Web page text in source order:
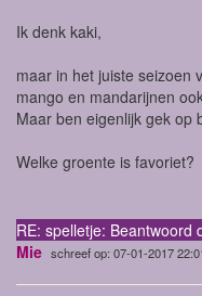
Ik denk kaki,
maar in het juiste seizoen
mango en mandarijnen
Maar ben eigenlijk gek op
Welke groente is favoriet?
RE: spelletje: Beantwoord
Mie schreef op: 07-01-2017